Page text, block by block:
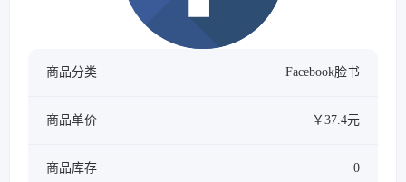
商品分类 Facebook脸书
商品单价 ￥37.4元
商品库存 0